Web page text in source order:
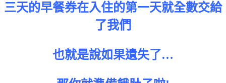
三天的早餐券在入住的第一天就全數交給
了我們
也就是說如果遺失了…